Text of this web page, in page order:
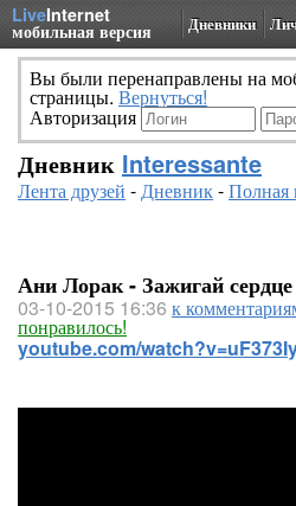
LiveInternet
мобильная версия Дневники
Вы были перенаправлены на
страницы. Вернуться!
Авторизация
Дневник Interessante
Лента друзей -Дневник-Полная
Ани Лорак - Зажигай сердце
03-10-2015 16:36 к
понравилось!
youtube.com/